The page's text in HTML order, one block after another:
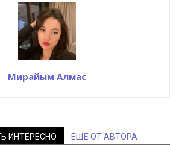
Мирайым Алмас
ИНТЕРЕСНО ЕЩЕ ОТ АВТОРА